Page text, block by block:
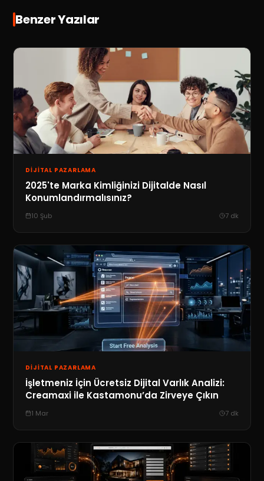
Benzer Yazılar
DIJITAL PAZARLAMA
2025'te Marka Kimliğinizi Dijitalde Nasıl
Konumlandırmalısınız?
10 Şub 7dk
DIJITAL PAZARLAMA
İşletmeniz İçin Ücretsiz Dijital Varlık Analizi:
Creamaxi ile Kastamonu’da Zirveye Çıkın
1 Mar 7dk